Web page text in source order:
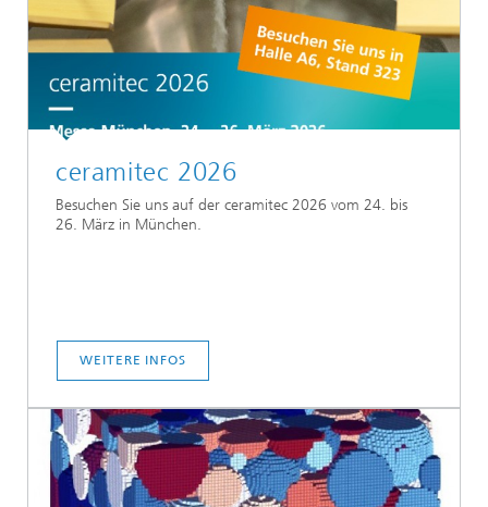
ceramitec 2026
Besuchen Sie uns auf der ceramitec 2026 vom 24. bis
26. März in München.
WEITERE INFOS